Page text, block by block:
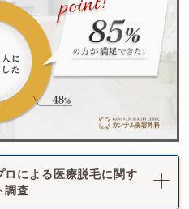
ロによる医療脱毛に関す
調査